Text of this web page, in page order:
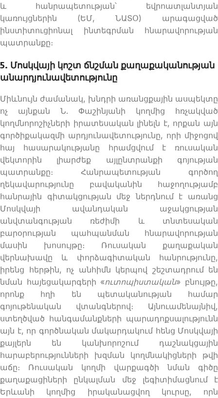
և հանրապետության՝ եվրոատլանտյան
կառույցներին (ԵՄ, ՆԱՏՕ) արագացված
ինստիտուցիոնալ ինտեգրման հնարավորության
պատրանքը։
5. Մոսկվայի կոշտ ճնշման քաղաքականության
անարդյունավետությունը
Միևնույն ժամանակ, խնդրի առանցքային ասպեկտը
ոչ այնքան Ն. Փաշինյանի կողմից հռչակված
կողմնորոշիչների իրատեսական լինելն է, որքան այն
գործիքակազմի արդյունավետությունը, որի միջոցով
հայ հասարակությանը հրամցվում է ռուսական
վեկտորին լիարժեք այլընտրանքի գոյության
պատրանքը։ Հանրապետության գործող
ղեկավարությունը բավականին հաջողությամբ
հանրային գիտակցության մեջ ներդնում է առանց
Մոսկվայի ավանդական աջակցության
անվտանգության ռեժիմի և տնտեսական
բարօրության պահպանման հնարավորության
մասին խոսույթը։ Ռուսական քաղաքական
վերնախավը և փորձագիտական հանրությունը,
իրենց հերթին, ոչ անհիմն կերպով շեշտադրում են
նման հայեցակարգերի «ուտոպիստական» բնույթը,
որոնք հղի են պետականության համար
գոյութենական վտանգներով։ Այնուամենայնիվ,
ստեղծված հանգամանքների պարադոքսալությունն
այն է, որ գործնական մակարդակում հենց Մոսկվայի
քայլերն են կանխորոշում դաշնակցային
հարաբերությունների խզման կողմնակիցների թվի
աճը։ Ռուսական կողմի վարքագծի նման գիծը
քաղաքացիների ընկալման մեջ լեգիտիմացնում է
Երևանի կողմից իրականացվող կուրսը, որն